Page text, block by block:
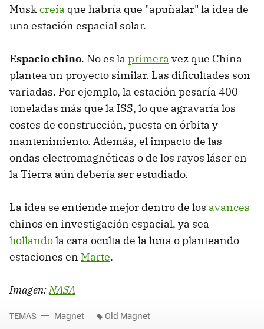
Muskcreía que habría que "apuñalar" la idea de
una estación espacial solar.
Espacio chino. No es la primera vez que China
plantea un proyecto similar. Las dificultades son
variadas. Por ejemplo, la estación pesaría 400
toneladas más que la ISS, lo que agravaría los
costes de construcción, puesta en órbita y
mantenimiento. Además, el impacto de las
ondas electromagnéticas o de los rayos láser en
la Tierra aún debería ser estudiado.
La idea se entiende mejor dentro de los avances
chinos en investigación espacial, ya sea
hollandola cara oculta de la luna o planteando
estaciones en Marte.
Imagen:NASA
TEMAS Magnet Old Magnet